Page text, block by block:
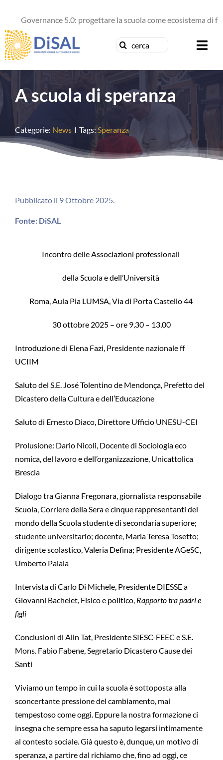
contenuto
Governance 5.0: progettare la scuola come ecosistema di
Cerca
Formazione
Contattaci
A scuola di speranza
Categorie: News I Tags: Speranza
Pubblicato il 9 Ottobre 2025.
Fonte: DiSAL
Incontro delle Associazioni professionali
della Scuola e dell’Università
Roma, Aula Pia LUMSA, Via di Porta Castello 44
30 ottobre 2025 – ore 9,30 – 13,00
Introduzione di Elena Fazi, Presidente nazionale ff
UCIIM
Saluto del S.E. José Tolentino de Mendonça, Prefetto del
Dicastero della Cultura e dell’Educazione
Saluto di Ernesto Diaco, Direttore Ufficio UNESU-CEI
Prolusione: Dario Nicoli, Docente di Sociologia eco
nomica, del lavoro e dell’organizzazione, Unicattolica
Brescia
Dialogo tra Gianna Fregonara, giornalista responsabile
Scuola, Corriere della Sera e cinque rappresentanti del
mondo della Scuola studente di secondaria superiore;
studente universitario; docente, Maria Teresa Tosetto;
dirigente scolastico, Valeria Defina; Presidente AGeSC,
Umberto Palaia
Intervista di Carlo Di Michele, Presidente DIESSE a
Giovanni Bachelet, Fisico e politico, Rapporto tra padri e
figli
Conclusioni di Alin Tat, Presidente SIESC-FEEC e S.E.
Mons. Fabio Fabene, Segretario Dicastero Cause dei
Santi
Viviamo un tempo in cui la scuola è sottoposta alla
sconcertante pressione del cambiamento, mai
tempestoso come oggi. Eppure la nostra formazione ci
insegna che sempre essa ha saputo legarsi intimamente
al contesto sociale. Già questo è, dunque, un motivo di
speranza, a partire dal richiamo che, fino ad oggi, ce